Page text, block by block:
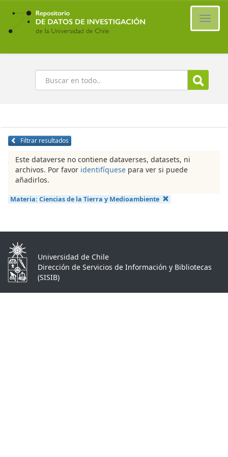
Ir
contenido
principal
Buscar
Filtrar resultados
Este dataverse no contiene dataverses, datasets, ni
archivos. Por favor identifíquese para ver si puede
añadirlos.
Materia: Ciencias de la Tierra y Medioambiente
Universidad de Chile
Dirección de Servicios de Información y Bibliotecas
(SISIB)